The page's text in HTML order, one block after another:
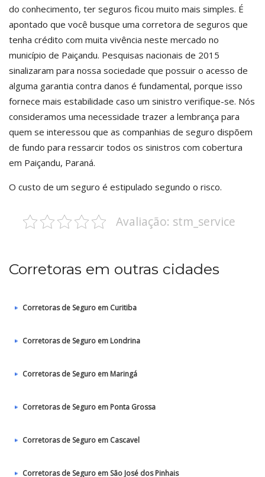
do conhecimento, ter seguros ficou muito mais simples. É
apontado que você busque uma corretora de seguros que
tenha crédito com muita vivência neste mercado no
município de Paiçandu. Pesquisas nacionais de 2015
sinalizaram para nossa sociedade que possuir o acesso de
alguma garantia contra danos é fundamental, porque isso
fornece mais estabilidade caso um sinistro verifique-se. Nós
consideramos uma necessidade trazer a lembrança para
quem se interessou que as companhias de seguro dispõem
de fundo para ressarcir todos os sinistros com cobertura
em Paiçandu, Paraná.
O custo de um seguro é estipulado segundo o risco.
Avaliação: stm_service
Corretoras em outras cidades
Corretoras de Seguro em Curitiba
Corretoras de Seguro em Londrina
Corretoras de Seguro em Maringá
Corretoras de Seguro em Ponta Grossa
Corretoras de Seguro em Cascavel
Corretoras de Seguro em São José dos Pinhais